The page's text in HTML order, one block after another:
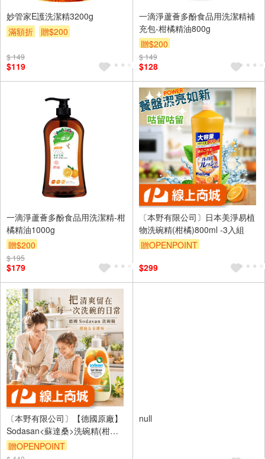
妙管家E護洗潔精3200g
滿額折
贈$200
$ 149
$119
一滴淨蘆薈多酚食品用洗潔精補
充包-柑橘精油800g
贈$200
$ 149
$128
一滴淨蘆薈多酚食品用洗潔精-柑
橘精油1000g
贈$200
$ 195
$179
〔本野有限公司〕日本美淨易植
物洗碗精(柑橘)800ml -3入組
贈OPENPOINT
$299
〔本野有限公司〕【德國原廠】
Sodasan<蘇達桑>洗碗精(柑橘&
金縷梅) 500ml-2入
贈OPENPOINT
null